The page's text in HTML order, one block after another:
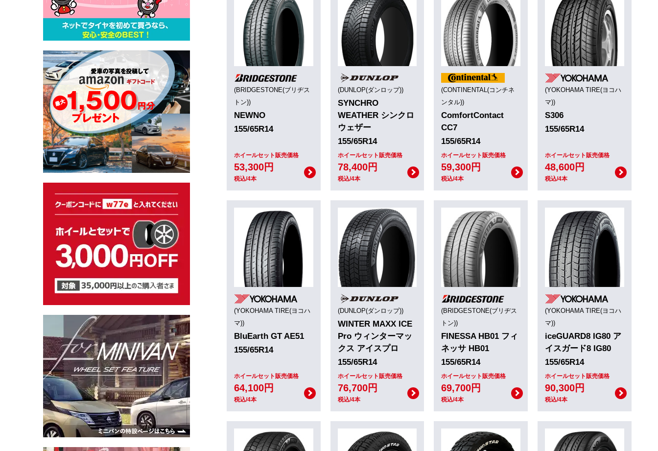
(BRIDGESTONE(ブリヂス
トン))
NEWNO
155/65R14
ホイールセット販売価格
53,300円
税込/4本
(DUNLOP(ダンロップ))
SYNCHRO
WEATHER シンクロ
ウェザー
155/65R14
ホイールセット販売価格
78,400円
税込/4本
(CONTINENTAL(コンチネ
ンタル))
ComfortContact
CC7
155/65R14
ホイールセット販売価格
59,300円
税込/4本
(YOKOHAMA TIRE(ヨコハ
マ))
S306
155/65R14
ホイールセット販売価格
48,600円
税込/4本
(YOKOHAMA TIRE(ヨコハ
マ))
BluEarth GT AE51
155/65R14
ホイールセット販売価格
64,100円
税込/4本
(DUNLOP(ダンロップ))
WINTER MAXX ICE
Pro ウィンターマッ
クス アイスプロ
155/65R14
ホイールセット販売価格
76,700円
税込/4本
(BRIDGESTONE(ブリヂス
トン))
FINESSA HB01 フィ
ネッサ HB01
155/65R14
ホイールセット販売価格
69,700円
税込/4本
(YOKOHAMA TIRE(ヨコハ
マ))
iceGUARD8 IG80 ア
イスガード8 IG80
155/65R14
ホイールセット販売価格
90,300円
税込/4本